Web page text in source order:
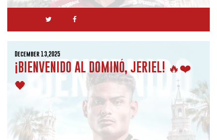
December 13,2025
¡BIENVENIDO AL DOMINÓ, JERIEL! 🔥❤️
🖤